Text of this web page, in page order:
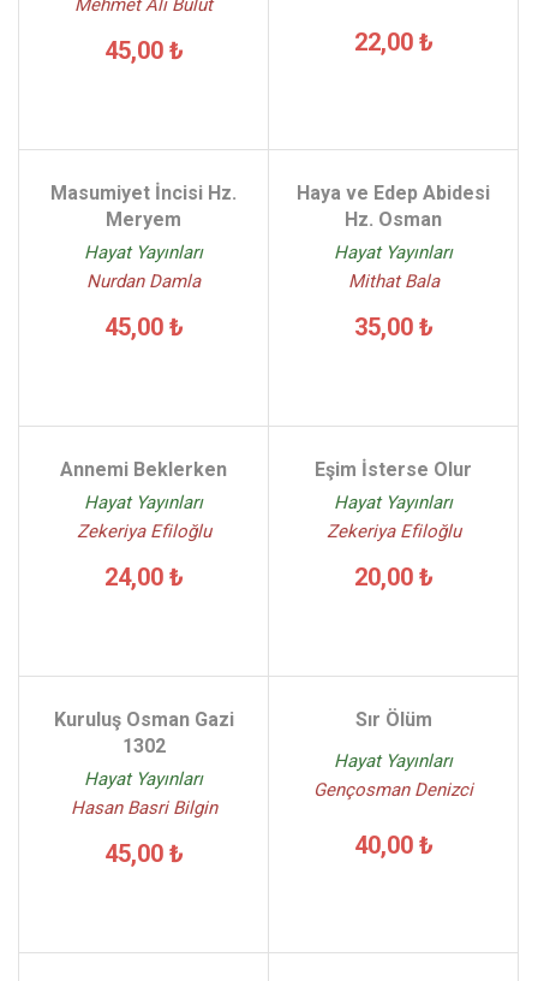
Mehmet Ali Bulut
45,00 ₺ 22,00 ₺
Masumiyet İncisi Hz.
Meryem
Hayat Yayınları
Nurdan Damla
45,00 ₺
Haya ve Edep Abidesi
Hz. Osman
Hayat Yayınları
Mithat Bala
35,00 ₺
Annemi Beklerken
Hayat Yayınları
Zekeriya Efiloğlu
24,00 ₺
Eşim İsterse Olur
Hayat Yayınları
Zekeriya Efiloğlu
20,00 ₺
Kuruluş Osman Gazi
1302
Hayat Yayınları
Hasan Basri Bilgin
45,00 ₺
Sır Ölüm
Hayat Yayınları
Gençosman Denizci
40,00 ₺